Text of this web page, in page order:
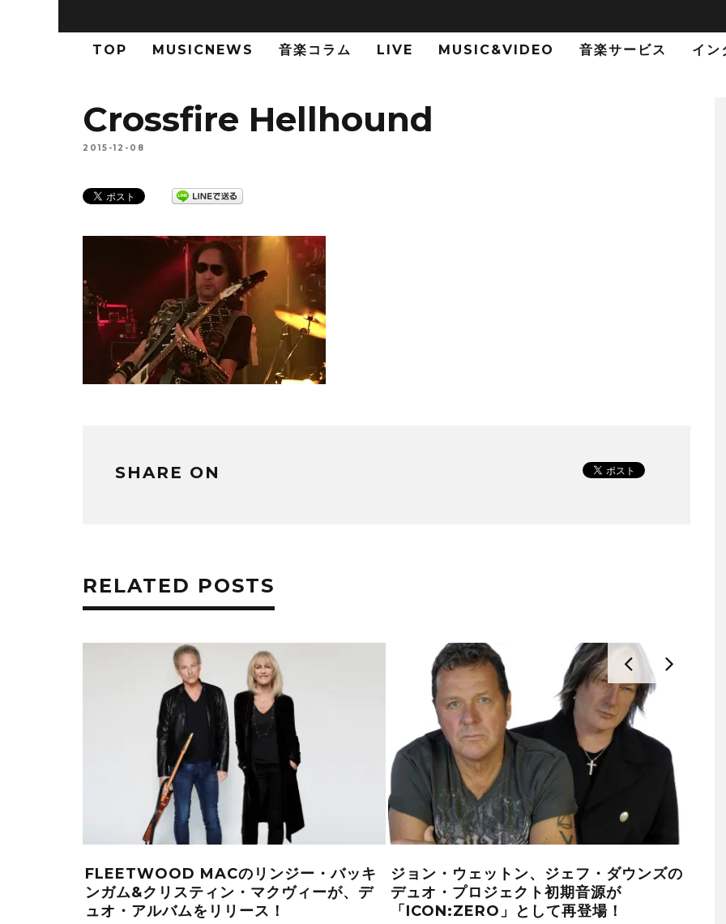
TOP MUSICNEWS 音楽コラム LIVE MUSIC&VIDEO 音楽サービス イン
Crossfire Hellhound
2015-12-08
SHARE ON
RELATED POSTS
ン・ウェットン、ジェフ・ダウンズの
オ・プロジェクト初期音源が
」として再登場！
通勤、通学中に一緒に”ジャム“ってみる？
YOUTUBEで新たな音楽情報番組がスター
若き才能、ぼくの
る世界と紡ぐリリ
2016-01-15